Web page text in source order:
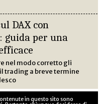
DAX con
guida per una
nel modo corretto gli
trading a breve termine
in questo sito sono